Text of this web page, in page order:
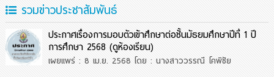
รวมข่าวประชาสัมพันธ์
ประกาศเรื่องการมอบตัวเข้าศึกษาต่อชั้นมัธยมศึกษาปีที่ 1 ปี
การศึกษา 2568 (ดูห้องเรียน)
เผยแพร่ : 8 เม.ย. 2568 โดย : นางสาววรรณี โคพิชัย